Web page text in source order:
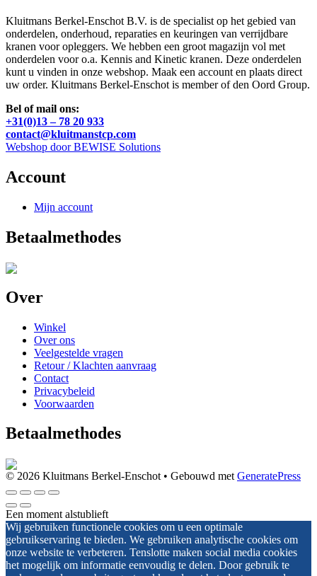
Kluitmans Berkel-Enschot B.V. is de specialist op het gebied van
onderdelen, onderhoud, reparaties en keuringen van verrijdbare
kranen voor opleggers. We hebben een groot magazijn vol met
onderdelen voor o.a. Kennis and Kinetic kranen. Deze onderdelen
kunt u vinden in onze webshop. Maak een account en plaats direct
uw order. Kluitmans Berkel-Enschot is member of den Oord Group.
Bel of mail ons:
+31(0)13 – 78 20 933
contact@kluitmanstcp.com
Webshop door BEWISE Solutions
Account
Mijn account
Betaalmethodes
Over
Winkel
Over ons
Veelgestelde vragen
Retour / Klachten aanvraag
Contact
Privacybeleid
Voorwaarden
Betaalmethodes
© 2026 Kluitmans Berkel-Enschot • Gebouwd met GeneratePress
Een moment alstublieft
Wij gebruiken functionele cookies om u een optimale
gebruikservaring te bieden. We gebruiken analytische cookies om
onze website te verbeteren. Tenslotte maken social media cookies
het mogelijk om informatie eenvoudig te delen. Door gebruik te